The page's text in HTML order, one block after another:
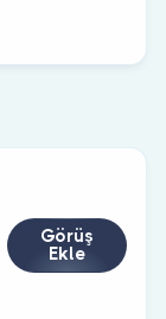
Görüş
Ekle